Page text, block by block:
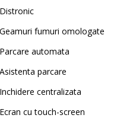
fumuri omologate
automata
parcare
centralizata
cu touch-screen